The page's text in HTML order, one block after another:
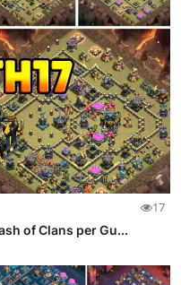
17
of Clans per Gu...